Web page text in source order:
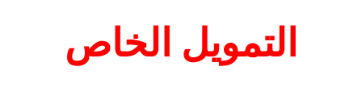
التمويل الخاص